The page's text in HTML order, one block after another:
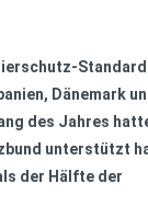
Dänemark
des Jahres
unterstützt
der Hälfte der